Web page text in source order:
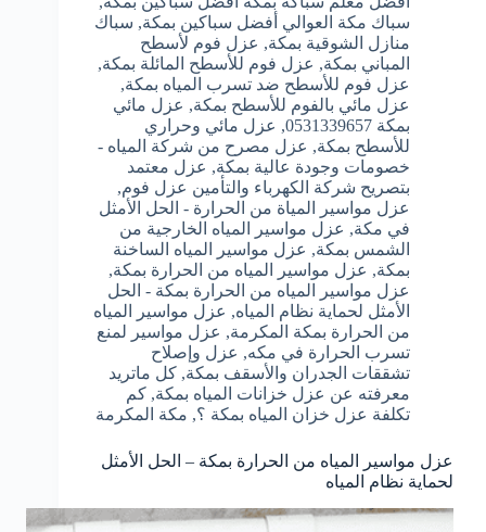
سباك مكة العوالي أفضل سباكين بمكة, سباك
منازل الشوقية بمكة, عزل فوم لأسطح
المباني بمكة, عزل فوم للأسطح المائلة بمكة,
عزل فوم للأسطح ضد تسرب المياه بمكة,
عزل مائي بالفوم للأسطح بمكة, عزل مائي
بمكة 0531339657
, عزل مائي وحراري
للأسطح بمكة, عزل مصرح من شركة المياه -
خصومات وجودة عالية بمكة, عزل معتمد
بتصريح شركة الكهرباء والتأمين عزل فوم,
عزل مواسير المياة من الحرارة - الحل الأمثل
في مكة, عزل مواسير المياه الخارجية من
الشمس بمكة, عزل مواسير المياه الساخنة
بمكة, عزل مواسير المياه من الحرارة بمكة,
عزل مواسير المياه من الحرارة بمكة - الحل
الأمثل لحماية نظام المياه, عزل مواسير المياه
من الحرارة بمكة المكرمة, عزل مواسير لمنع
تسرب الحرارة في مكه, عزل وإصلاح
تشققات الجدران والأسقف بمكة, كل ماتريد
معرفته عن عزل خزانات المياه بمكة, كم
تكلفة عزل خزان المياه بمكة ؟, مكة المكرمة
عزل مواسير المياه من الحرارة بمكة – الحل الأمثل
لحماية نظام المياه